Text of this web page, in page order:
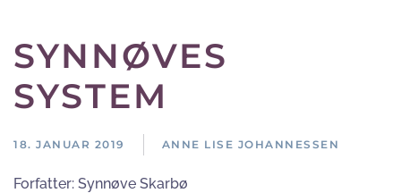
SYNNØVES
SYSTEM
18. JANUAR 2019 ANNE LISE JOHANNESSEN
Forfatter: Synnøve Skarbø